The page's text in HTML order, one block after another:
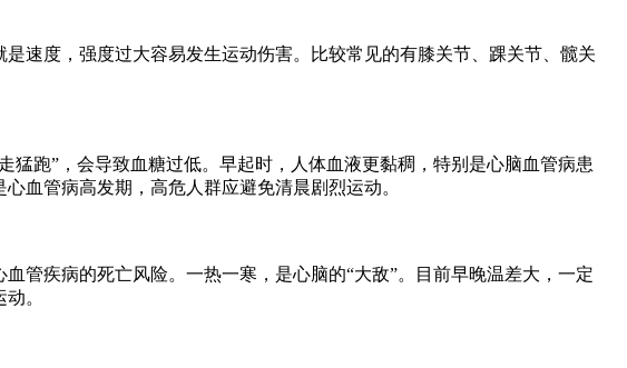
度，强度过大容易发生运动伤害。比较常见的有膝关节、踝关节、髋关
跑”，会导致血糖过低。早起时，人体血液更黏稠，特别是心脑血管病患
血管病高发期，高危人群应避免清晨剧烈运动。
疾病的死亡风险。一热一寒，是心脑的“大敌”。目前早晚温差大，一定
。